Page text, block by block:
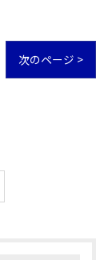
次のページ >